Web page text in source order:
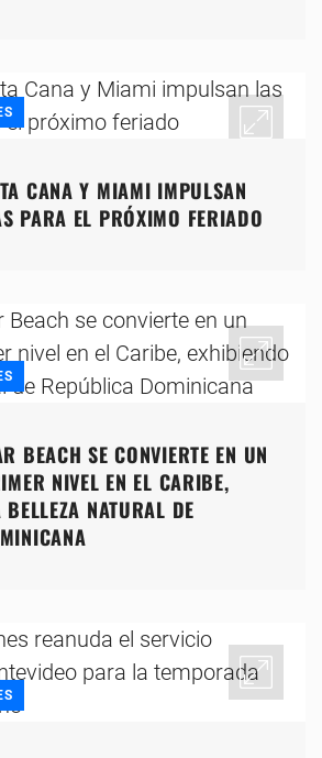
CANA Y MIAMI IMPULSAN
PARA EL PRÓXIMO FERIADO
BEACH SE CONVIERTE EN UN
NIVEL EN EL CARIBE,
NATURAL DE